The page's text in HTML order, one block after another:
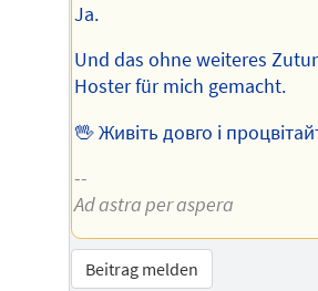
Ja.
Und das ohne weiteres
Hoster für mich gemacht.
🖖 Живіть довго і
--
Ad astra per aspera
Beitrag melden